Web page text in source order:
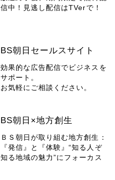
信中！見逃し配信はTVerで！
BS朝日セールスサイト
効果的な広告配信でビジネスを
サポート。
お気軽にご相談ください。
BS朝日×地方創生
ＢＳ朝日が取り組む地方創生：
『発信』と『体験』“知る人ぞ
知る地域の魅力”にフォーカス